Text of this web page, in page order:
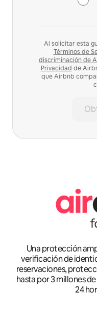
Al solicitar esta
Términos de
discriminación de
Privacidad de
que Airbnb
Una protección
verificación de
reservaciones,
hasta por 3 millones
24